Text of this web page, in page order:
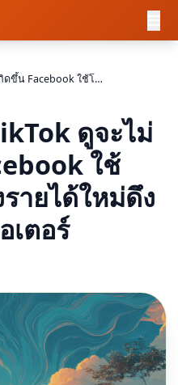
เมื่อการแบน TikTok ดูจะไม่เกิดขึ้น Facebook ใช้โปรแกรมสร้างรายได้ใหม่ดึงดูดครีเอเตอร์
ดูจะไม่
ใช้
ายได้ใหม่ดึง
เตอร์